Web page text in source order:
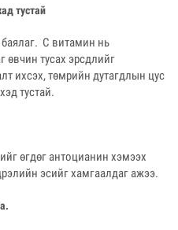
тустай
С витамин нь
өвчин тусах эрсдлийг
ихсэх, төмрийн дутагдлын цус
тустай.
өгдөг антоцианин хэмээх
эсийг хамгаалдаг ажээ.